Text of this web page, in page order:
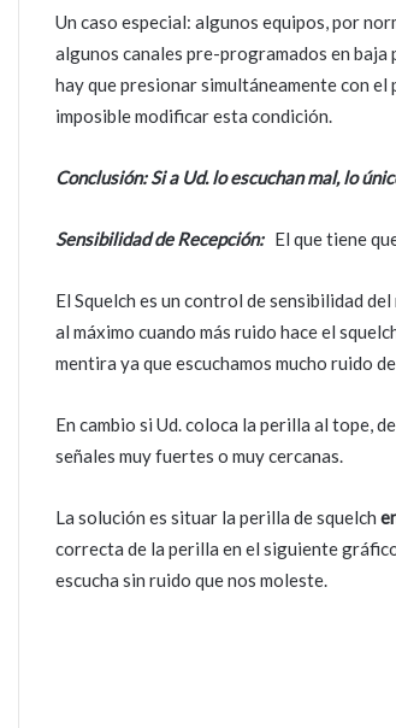
Un caso especial: algunos equipos, por
algunos canales pre-programados en
hay que presionar simultáneamente con
imposible modificar esta condición.
Conclusión: Si a Ud. lo escuchan mal, lo
Sensibilidad de Recepción:El que tiene
El Squelch es un control de sensibilidad
al máximo cuando más ruido hace el
mentira ya que escuchamos mucho ruido
En cambio si Ud. coloca la perilla al tope,
señales muy fuertes o muy cercanas.
La solución es situar la perilla de squelch
correcta de la perilla en el siguiente
escucha sin ruido que nos moleste.